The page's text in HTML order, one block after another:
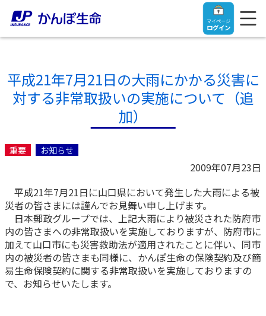
マイページ
ログイン
トップ
ご契約者さま
マイページログイン
入院保険金・手術保険金のご請求
保険をご検討中のお客さま
終身保険
法人のお客さま
【まずはご相談ください】企業経営でお悩みの方はこ
ちら
お役立ち情報
かんぽ生命について
平成21年7月21日の大雨にかかる災害に
対する非常取扱いの実施について（追
加）
重要 お知らせ
2009年07月23日
平成21年7月21日に山口県において発生した大雨による被
災者の皆さまには謹んでお見舞い申し上げます。
日本郵政グループでは、上記大雨により被災された防府市
内の皆さまへの非常取扱いを実施しておりますが、防府市に
加えて山口市にも災害救助法が適用されたことに伴い、同市
内の被災者の皆さまも同様に、かんぽ生命の保険契約及び簡
易生命保険契約に関する非常取扱いを実施しておりますの
で、お知らせいたします。